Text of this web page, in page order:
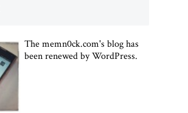
The memn0ck.com's blog has
been renewed by WordPress.